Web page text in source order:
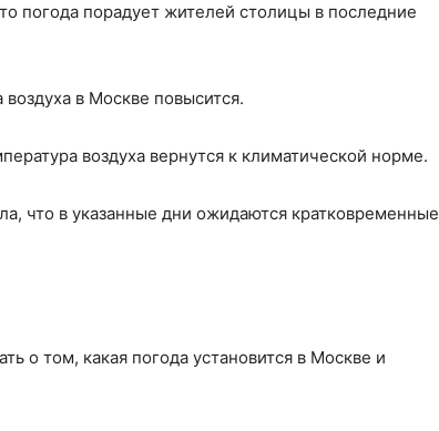
погода порадует жителей столицы в последние
в Москве повысится.
воздуха вернутся к климатической норме.
что в указанные дни ожидаются кратковременные
о том, какая погода установится в Москве и